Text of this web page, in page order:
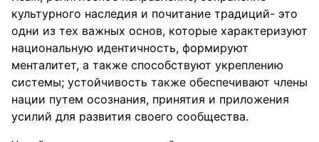
культурного наследия и почитание традиций- это
одни из тех важных основ, которые характеризуют
национальную идентичность, формируют
менталитет, а также способствуют укреплению
системы; устойчивость также обеспечивают члены
нации путем осознания, принятия и приложения
усилий для развития своего сообщества.